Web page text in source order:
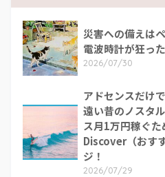
災害への備えは
電波時計が狂った
2026/07/30
アドセンスだけ
遠い昔のノスタ
ス月1万円稼ぐ
Discover（おす
ジ！
2026/07/29